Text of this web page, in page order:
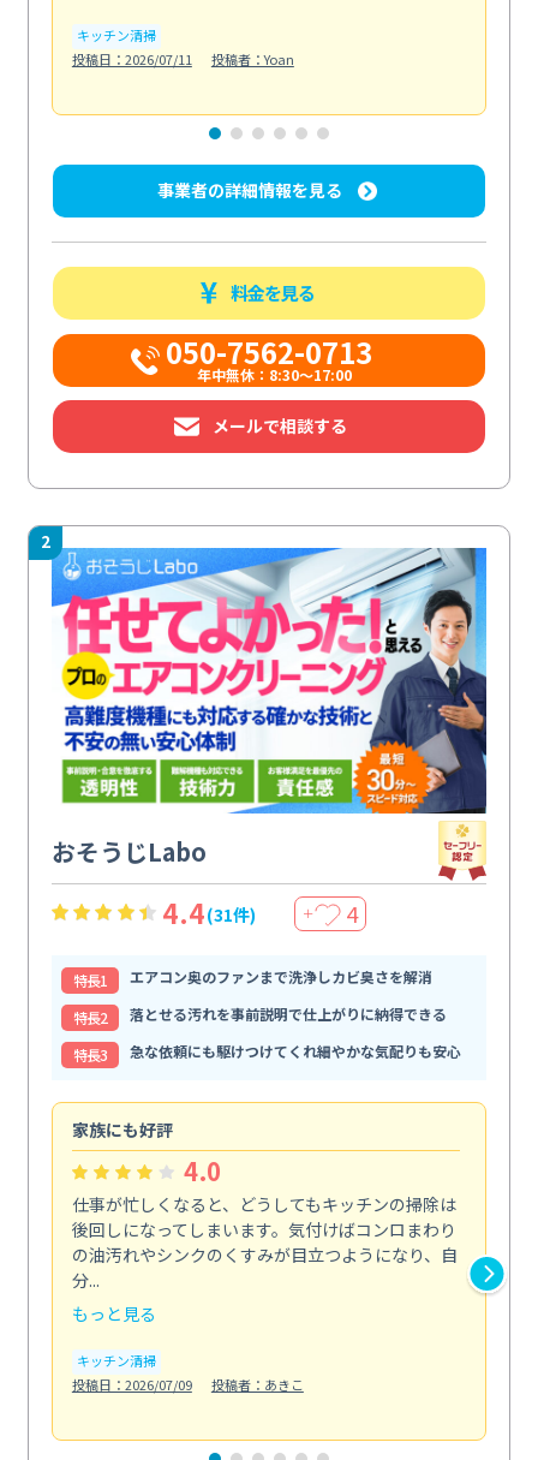
キッチン清掃
投稿日：2026/07/11
投稿者：Yoan
事業者の詳細情報を見る
料金を見る
050-7562-0713
年中無休：8:30〜17:00
メールで相談する
2
おそうじLabo
4.4(31件) ＋ 4
特⻑1
エアコン奥のファンまで洗浄しカビ臭さを解消
特⻑2
落とせる汚れを事前説明で仕上がりに納得できる
特⻑3
急な依頼にも駆けつけてくれ細やかな気配りも安心
家族にも好評
4.0
仕事が忙しくなると、どうしてもキッチンの掃除は
後回しになってしまいます。気付けばコンロまわり
の油汚れやシンクのくすみが目立つようになり、自
分...
もっと見る
キッチン清掃
投稿日：2026/07/09
投稿者：あきこ